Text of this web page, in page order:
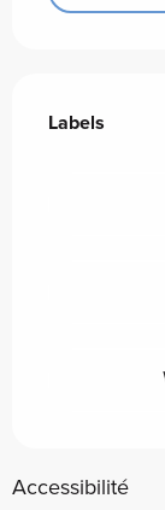
Labels
Labels
Accessibilité